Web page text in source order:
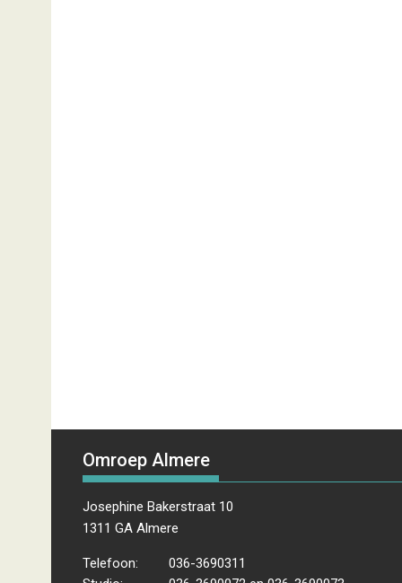
Omroep Almere
Josephine Bakerstraat 10
1311 GA Almere
Telefoon:
036-3690311